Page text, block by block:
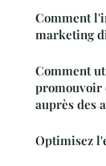
Comment
marketing
Comment
promouvoir
auprès des
Optimisez